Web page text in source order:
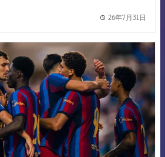
26年7月31日
FCB Barcelona badge